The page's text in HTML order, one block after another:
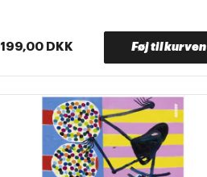
199,00 DKK Føj til kurven